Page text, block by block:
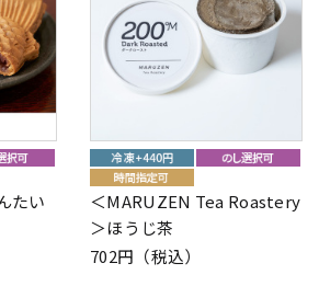
たい
＜MARUZEN Tea Roastery
＞ほうじ茶
702円（税込）